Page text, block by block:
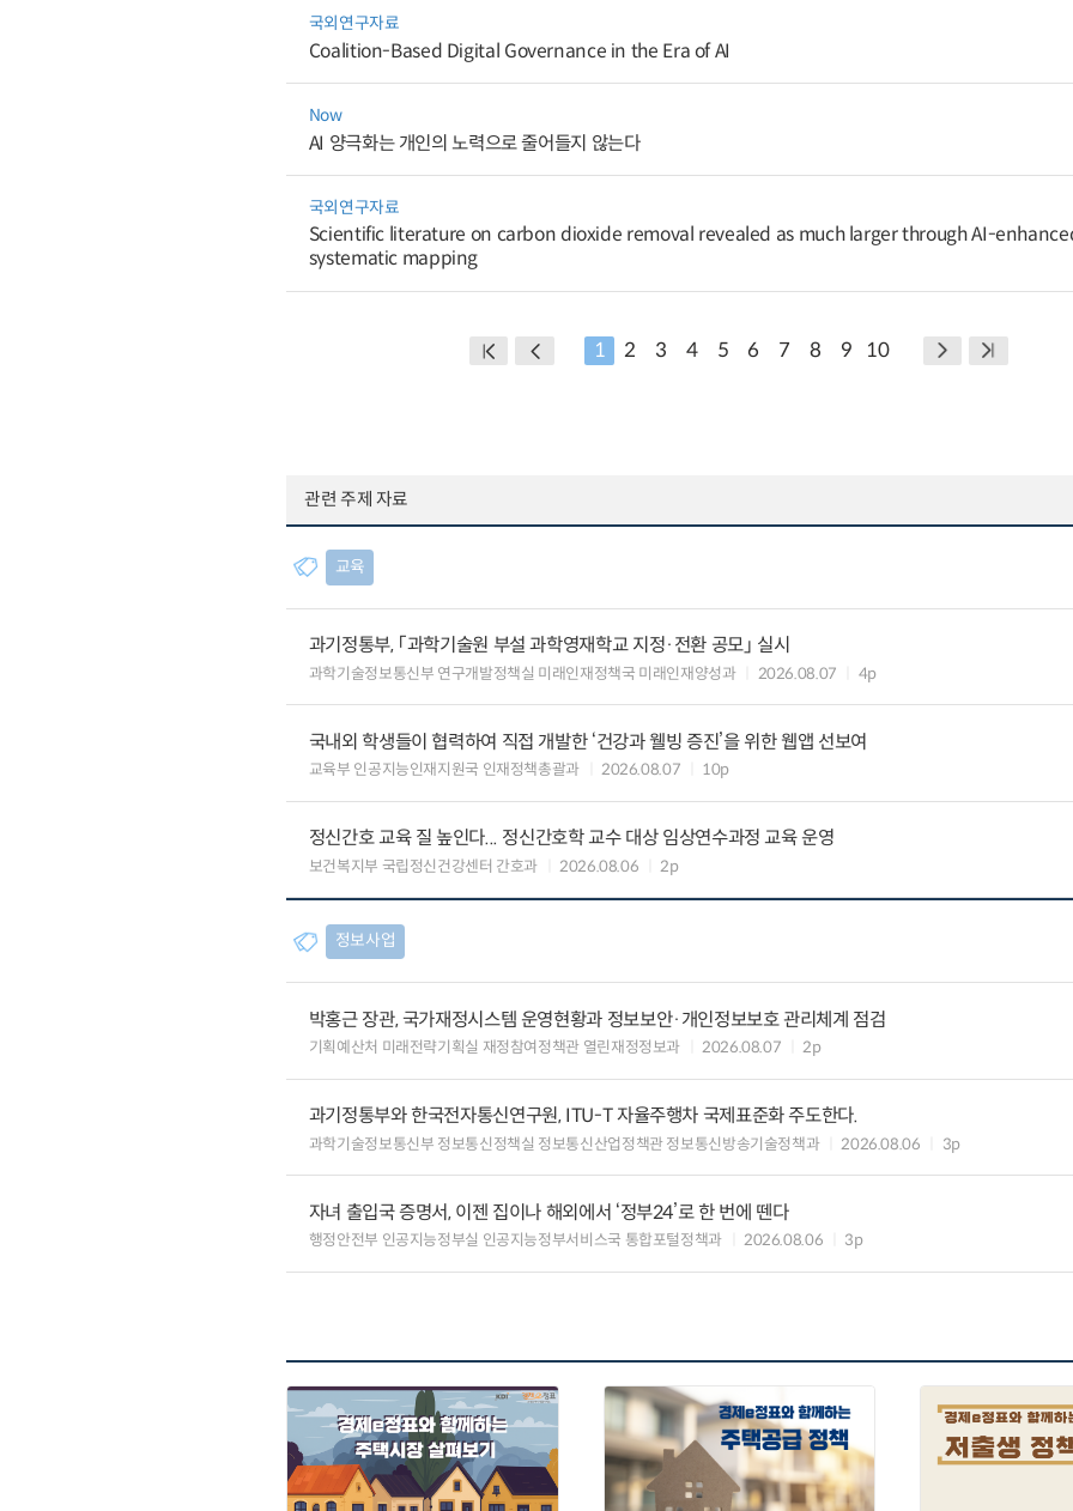
국외연구자료
Coalition-Based Digital Governance in the Era of AI
Now
AI 양극화는 개인의 노력으로 줄어들지 않는다
국외연구자료
Scientific literature on carbon dioxide removal revealed as much larger through AI-
systematic mapping
1 2 3 4 5 6 7 8 9 10
관련 주제 자료
교육
과기정통부, 「과학기술원 부설 과학영재학교 지정·전환 공모」 실시
과학기술정보통신부 연구개발정책실 미래인재정책국 미래인재양성과 2026.08.07 4p
국내외 학생들이 협력하여 직접 개발한 ‘건강과 웰빙 증진’을 위한 웹앱 선보여
교육부 인공지능인재지원국 인재정책총괄과 2026.08.07 10p
정신간호 교육 질 높인다... 정신간호학 교수 대상 임상연수과정 교육 운영
보건복지부 국립정신건강센터 간호과 2026.08.06 2p
정보사업
박홍근 장관, 국가재정시스템 운영현황과 정보보안·개인정보보호 관리체계 점검
기획예산처 미래전략기획실 재정참여정책관 열린재정정보과 2026.08.07 2p
과기정통부와 한국전자통신연구원, ITU-T 자율주행차 국제표준화 주도한다.
과학기술정보통신부 정보통신정책실 정보통신산업정책관 정보통신방송기술정책과 2026.08.06 3p
자녀 출입국 증명서, 이젠 집이나 해외에서 ‘정부24’로 한 번에 뗀다
행정안전부 인공지능정부실 인공지능정부서비스국 통합포털정책과 2026.08.06 3p